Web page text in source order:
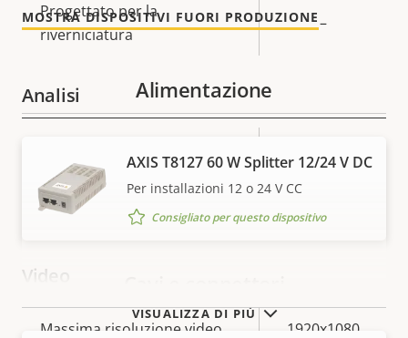
Progettato per la
riverniciatura
–
Analisi
della
proprietà
della
proprietà
automatico
-
Assistenza orientamento -
Video
Descrizione
Valore
Massima risoluzione video 1920x1080
MOSTRA DISPOSITIVI FUORI PRODUZIONE
VISUALIZZA DI PIÙ
Alimentazione
AXIS T8127 60 W Splitter 12/24 V DC
Per installazioni 12 o 24 V CC
Consigliato per questo dispositivo